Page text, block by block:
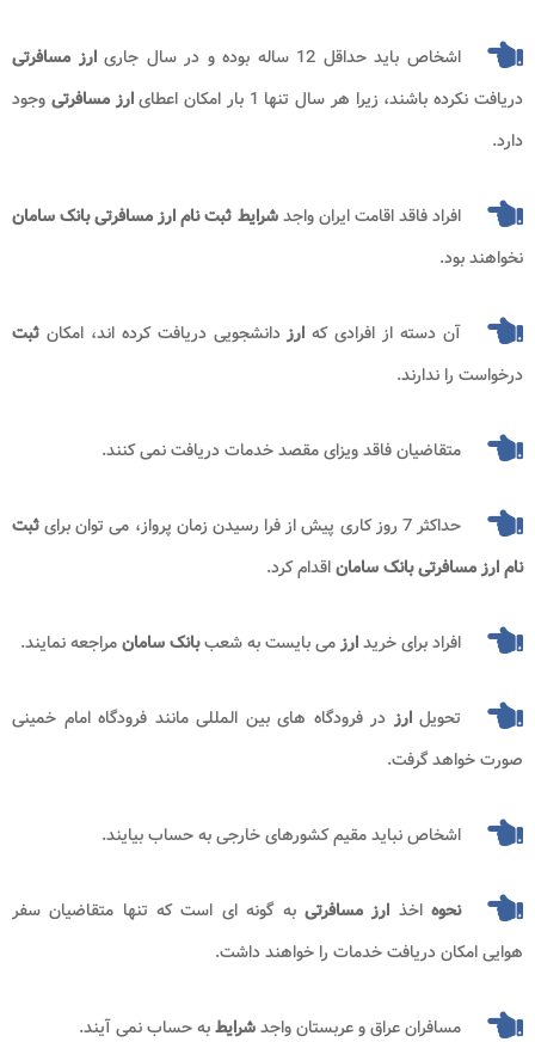
اشخاص باید حداقل 12 ساله بوده و در سال جاری
ارز مسافرتی
دریافت نکرده باشند، زیرا هر سال تنها 1 بار امکان اعطای
ارز مسافرتی وجود
دارد.
افراد فاقد اقامت ایران واجدشرایط ثبت نام ارز مسافرتی بانک سامان
نخواهند بود.
آن دسته از افرادی که ارزدانشجویی دریافت کرده اند، امکان ثبت
درخواست را ندارند.
متقاضیان فاقد ویزای مقصد خدمات دریافت نمی کنند.
حداکثر 7 روز کاری پیش از فرا رسیدن زمان پرواز، می توان برای
ثبت
نام ارز مسافرتی بانک ساماناقدام کرد.
افراد برای خریدارزمی بایست به شعببانک سامانمراجعه نمایند.
تحویلارز در فرودگاه های بین المللی مانند فرودگاه امام خمینی
صورت خواهد گرفت.
اشخاص نباید مقیم کشورهای خارجی به حساب بیایند.
نحوهاخذ ارز مسافرتیبه گونه ای است که تنها متقاضیان سفر
هوایی امکان دریافت خدمات را خواهند داشت.
مسافران عراق و عربستان واجدشرایطبه حساب نمی آیند.